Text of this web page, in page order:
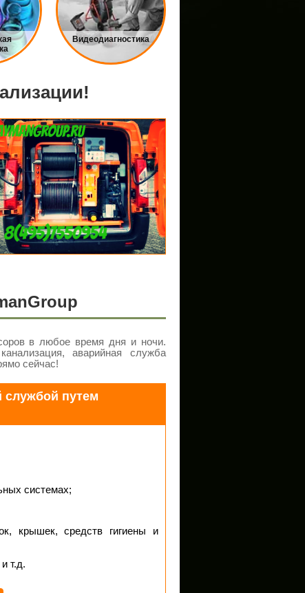
Видеодиагностика
в любое время дня и ночи.
аварийная служба
сейчас!
службой путем
системах;
крышек, средств гигиены и
т.д.